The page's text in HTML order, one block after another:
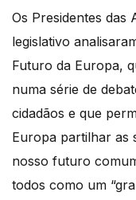
Os Presidentes das
legislativo
Futuro da Europa,
numa série de
cidadãos e que
Europa partilhar as
nosso futuro
todos como um